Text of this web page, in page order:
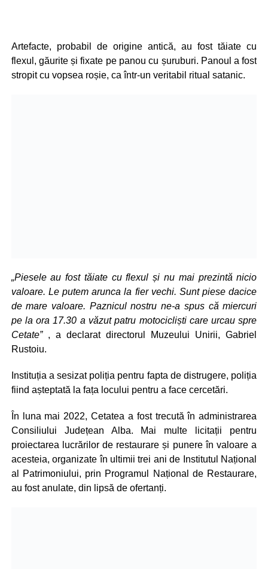
Artefacte, probabil de origine antică, au fost tăiate cu
flexul, găurite și fixate pe panou cu șuruburi. Panoul a fost
stropit cu vopsea roșie, ca într-un veritabil ritual satanic.
„Piesele au fost tăiate cu flexul și nu mai prezintă nicio
valoare. Le putem arunca la fier vechi. Sunt piese dacice
de mare valoare. Paznicul nostru ne-a spus că miercuri
pe la ora 17.30 a văzut patru motocicliști care urcau spre
Cetate”, a declarat directorul Muzeului Unirii, Gabriel
Rustoiu.
Instituția a sesizat poliția pentru fapta de distrugere, poliția
fiind așteptată la fața locului pentru a face cercetări.
În luna mai 2022, Cetatea a fost trecută în administrarea
Consiliului Județean Alba. Mai multe licitații pentru
proiectarea lucrărilor de restaurare și punere în valoare a
acesteia, organizate în ultimii trei ani de Institutul Național
al Patrimoniului, prin Programul Național de Restaurare,
au fost anulate, din lipsă de ofertanți.